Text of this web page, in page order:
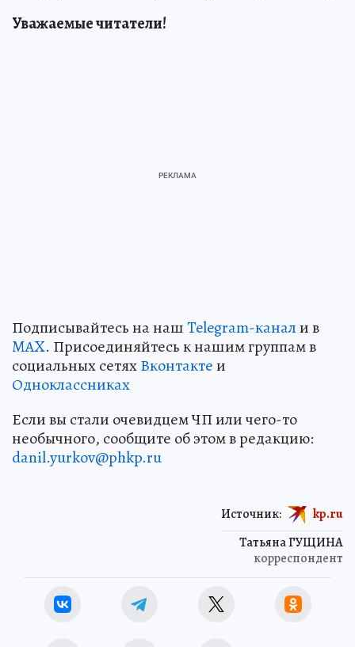
Уважаемые читатели!
Подписывайтесь на нашTelegram-канали в
MAX. Присоединяйтесь к нашим группам в
социальных сетяхВконтактеи
Одноклассниках
Если вы стали очевидцем ЧП или чего-то
необычного, сообщите об этом в редакцию:
danil.yurkov@phkp.ru
Татьяна ГУЩИНА
корреспондент
Источник: kp.ru